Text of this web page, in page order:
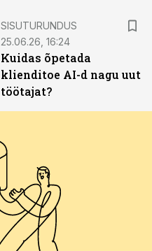
SISUTURUNDUS
25.06.26, 16:24
Kuidas õpetada
klienditoe AI-d nagu uut
töötajat?